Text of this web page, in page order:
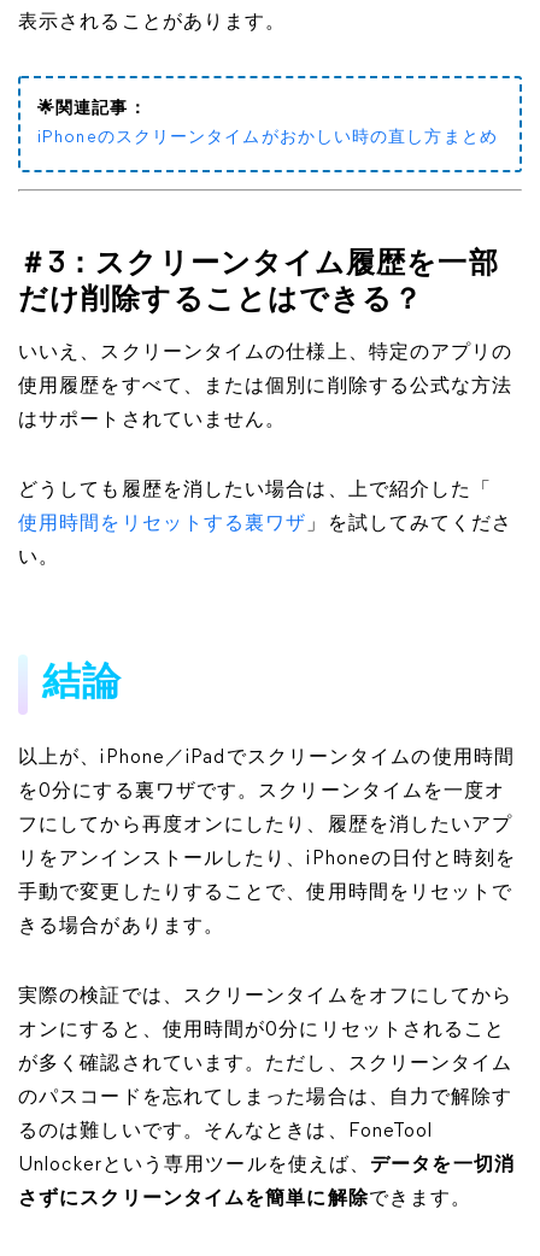
表示されることがあります。
🌟関連記事：
iPhoneのスクリーンタイムがおかしい時の直し方まとめ
＃3：スクリーンタイム履歴を一部
だけ削除することはできる？
いいえ、スクリーンタイムの仕様上、特定のアプリの
使用履歴をすべて、または個別に削除する公式な方法
はサポートされていません。
どうしても履歴を消したい場合は、上で紹介した「
使用時間をリセットする裏ワザ 」を試してみてくださ
い。
結論
以上が、iPhone／iPadでスクリーンタイムの使用時間
を0分にする裏ワザです。スクリーンタイムを一度オ
フにしてから再度オンにしたり、履歴を消したいアプ
リをアンインストールしたり、iPhoneの日付と時刻を
手動で変更したりすることで、使用時間をリセットで
きる場合があります。
実際の検証では、スクリーンタイムをオフにしてから
オンにすると、使用時間が0分にリセットされること
が多く確認されています。ただし、スクリーンタイム
のパスコードを忘れてしまった場合は、自力で解除す
るのは難しいです。そんなときは、FoneTool
Unlockerという専用ツールを使えば、データを一切消
さずにスクリーンタイムを簡単に解除できます。